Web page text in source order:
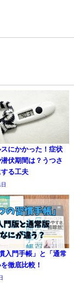
スにかかった！症状
伏期間は？うつさ
る工夫
入門手帳」と「通常
徹底比較！